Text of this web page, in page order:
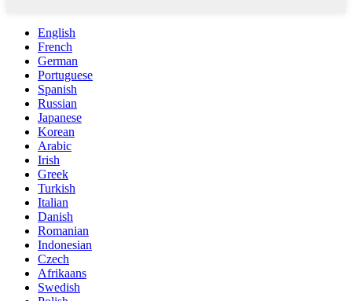
English
French
German
Portuguese
Spanish
Russian
Japanese
Korean
Arabic
Irish
Greek
Turkish
Italian
Danish
Romanian
Indonesian
Czech
Afrikaans
Swedish